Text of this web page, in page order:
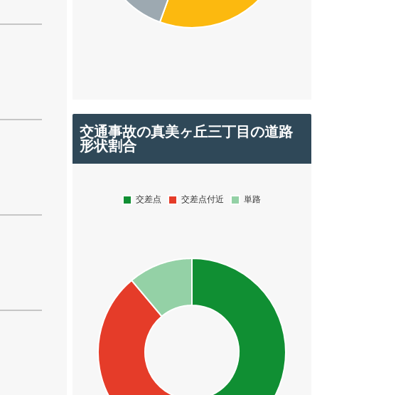
交通事故の真美ヶ丘三丁目の道路
形状割合